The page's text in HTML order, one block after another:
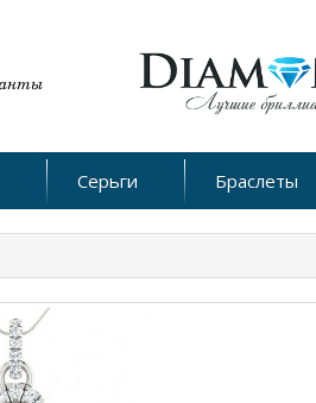
Серьги Браслеты